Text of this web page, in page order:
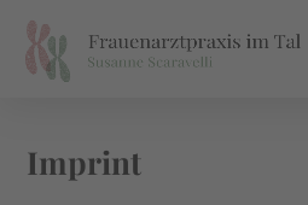
Imprint